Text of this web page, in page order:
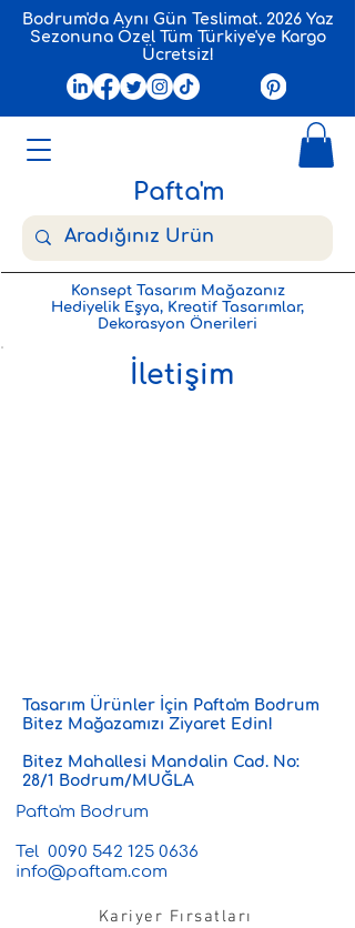
Pafta'm
Bodrum'da Aynı Gün Teslimat. 2026 Yaz
Sezonuna Özel Tüm Türkiye'ye Kargo
Ücretsiz!
Konsept Tasarım Mağazanız
Hediyelik Eşya, Kreatif Tasarımlar,
Dekorasyon Önerileri
İletişim
Tasarım Ürünler İçin Pafta'm Bodrum
Bitez Mağazamızı Ziyaret Edin!
Bitez Mahallesi Mandalin Cad. No:
28/1 Bodrum/MUĞLA
Pafta'm Bodrum
Tel 0090 542 125 0636
info@paftam.com
Kariyer Fırsatları